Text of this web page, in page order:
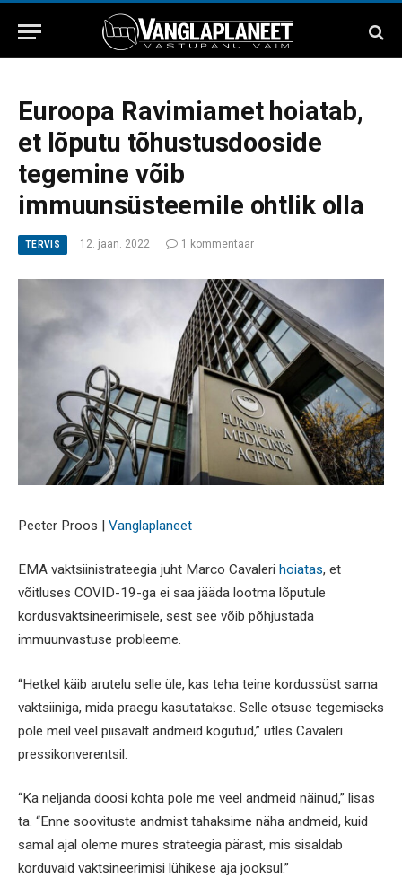
Euroopa Ravimiamet hoiatab,
et lõputu tõhustusdooside
tegemine võib
immuunsüsteemile ohtlik olla
TERVIS 12. jaan. 2022 1 kommentaar
Peeter Proos | Vanglaplaneet
EMA vaktsiinistrateegia juht Marco Cavaleri hoiatas, et
võitluses COVID-19-ga ei saa jääda lootma lõputule
kordusvaktsineerimisele, sest see võib põhjustada
immuunvastuse probleeme.
“Hetkel käib arutelu selle üle, kas teha teine kordussüst sama
vaktsiiniga, mida praegu kasutatakse. Selle otsuse tegemiseks
pole meil veel piisavalt andmeid kogutud,” ütles Cavaleri
pressikonverentsil.
“Ka neljanda doosi kohta pole me veel andmeid näinud,” lisas
ta. “Enne soovituste andmist tahaksime näha andmeid, kuid
samal ajal oleme mures strateegia pärast, mis sisaldab
korduvaid vaktsineerimisi lühikese aja jooksul.”